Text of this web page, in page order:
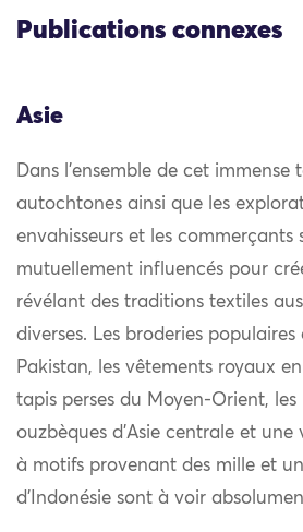
Publications connexes
Asie
Dans l’ensemble de cet immense
autochtones ainsi que les
envahisseurs et les commerçants
mutuellement influencés pour
révélant des traditions textiles
diverses. Les broderies populaires
Pakistan, les vêtements royaux
tapis perses du Moyen-Orient, les
ouzbèques d’Asie centrale et une
à motifs provenant des mille et
d’Indonésie sont à voir